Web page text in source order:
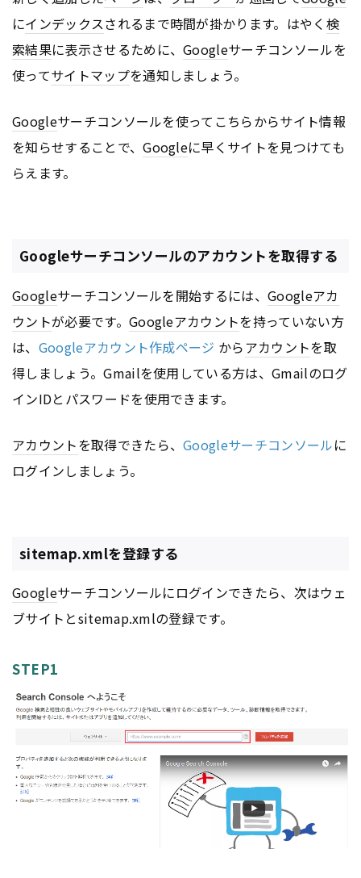
にインデックスされるまで時間が掛かります。はやく 検
索結果に表示させるために、Googleサーチコンソールを
使ってサイトマップを通知しましょう。
Googleサーチコンソールを使ってこちらからサイト情報
を知らせすることで、Googleに早くサイトを見つけても
らえます。
Googleサーチコンソールのアカウントを取得する
Googleサーチコンソールを開始するには、Googleアカ
ウントが必要です。 Googleアカウントを持っていない方
は、 Googleアカウント作成ページ からアカウントを取
得しましょう。Gmailを使用している方は、Gmailのログ
インIDとパスワードを使用できます。
アカウントを取得できたら、Googleサーチコンソールに
ログインしましょう。
sitemap.xmlを登録する
Googleサーチコンソールにログインできたら、次はウェ
ブサイトとsitemap.xmlの登録です。
STEP1